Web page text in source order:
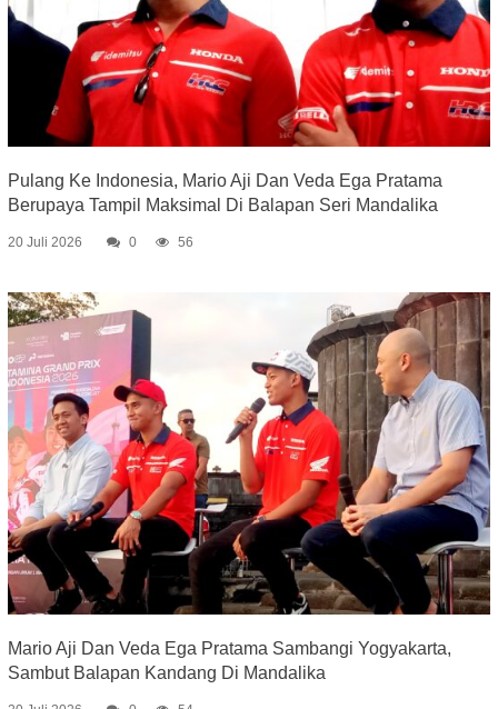
Pulang Ke Indonesia, Mario Aji Dan Veda Ega Pratama
Berupaya Tampil Maksimal Di Balapan Seri Mandalika
20 Juli 2026 0 56
Mario Aji Dan Veda Ega Pratama Sambangi Yogyakarta,
Sambut Balapan Kandang Di Mandalika